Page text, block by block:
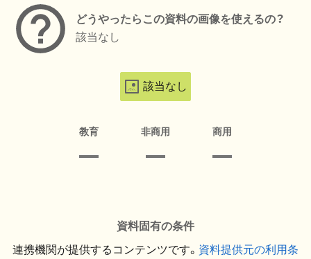
どうやったらこの資料の画像を使えるの？
該当なし
該当なし
教育 非商用 商用
資料固有の条件
連携機関が提供するコンテンツです。 資料提供元の利用条